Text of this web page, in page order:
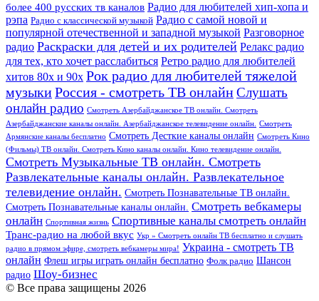
более 400 русских тв каналов Радио для любителей хип-хопа и
рэпа Радио с классической музыкой Радио с самой новой и
популярной отечественной и западной музыкой Разговорное
радио Раскраски для детей и их родителей Релакс радио
для тех, кто хочет расслабиться Ретро радио для любителей
хитов 80х и 90х Рок радио для любителей тяжелой
музыкиРоссия - смотреть ТВ онлайнСлушать
онлайн радио Смотреть Азербайджанское ТВ онлайн. Смотреть
Азербайджанские каналы онлайн. Азербайджанское телевидение онлайн.
Смотреть
Армянские каналы бесплатно Смотреть Десткие каналы онлайн Смотреть Кино
(Фильмы) ТВ онлайн. Смотреть Кино каналы онлайн. Кино телевидение онлайн.
Смотреть Музыкальные ТВ онлайн. Смотреть
Развлекательные каналы онлайн. Развлекательное
телевидение онлайн. Смотреть Познавательные ТВ онлайн.
Смотреть Познавательные каналы онлайн. Смотреть вебкамеры
онлайн Спортивная жизнь Спортивные каналы смотреть онлайн
Транс-радио на любой вкус Укр » Смотреть онлайн ТВ бесплатно и слушать
радио в прямом эфире, смотреть вебкамеры мира! Украина - смотреть ТВ
онлайн Флеш игры играть онлайн бесплатно Фолк радио Шансон
радио Шоу-бизнес
© Все права защищены 2026